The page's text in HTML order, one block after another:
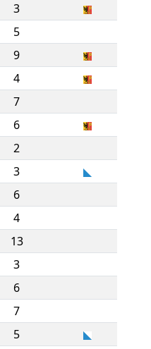
3
5
9
4
7
6
2
3
6
4
13
3
6
7
5